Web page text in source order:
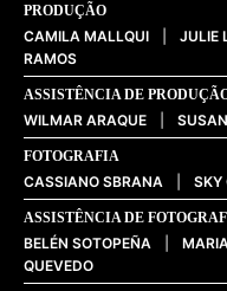
PRODUÇÃO
CAMILA MALLQUI JULIE
RAMOS
ASSISTÊNCIA DE
WILMAR ARAQUE
FOTOGRAFIA
CASSIANO SBRANA SKY
ASSISTÊNCIA DE
BELÉN SOTOPEÑA
QUEVEDO